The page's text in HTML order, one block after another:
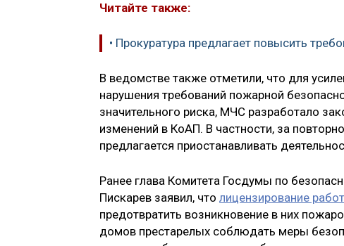
Читайте также:
• Прокуратура предлагает повысить
В ведомстве также отметили, что для
нарушения требований пожарной
значительного риска, МЧС разработало
изменений в КоАП. В частности, за
предлагается приостанавливать
Ранее глава Комитета Госдумы по
Пискарев заявил, что лицензирование
предотвратить возникновение в них
домов престарелых соблюдать меры